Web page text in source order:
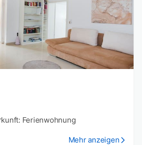
Ferienwohnung
Mehr anzeigen